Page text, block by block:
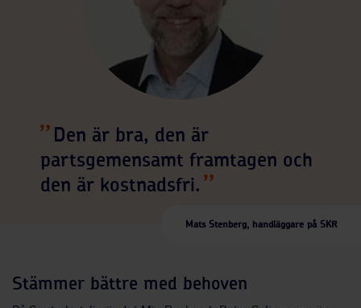
Den är bra, den är
partsgemensamt framtagen och
den är kostnadsfri.
Mats Stenberg, handläggare på SKR
Stämmer bättre med behoven